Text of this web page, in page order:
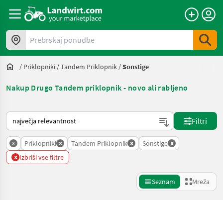
Prebrskaj ponudbe
/ Priklopniki /Tandem Priklopnik /Sonstige
Nakup Drugo Tandem priklopnik - novo ali rabljeno
Tako je razvrščeno na Landwirt.com
Filtri
x Priklopniki x Tandem Priklopnik x Sonstige x
x Izbriši vse filtre
Seznam Mreža